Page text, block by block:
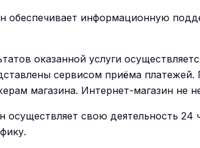
обеспечивает информационную
оказанной услуги
сервисом приёма
магазина. Интернет-магазин не
осуществляет свою деятельность